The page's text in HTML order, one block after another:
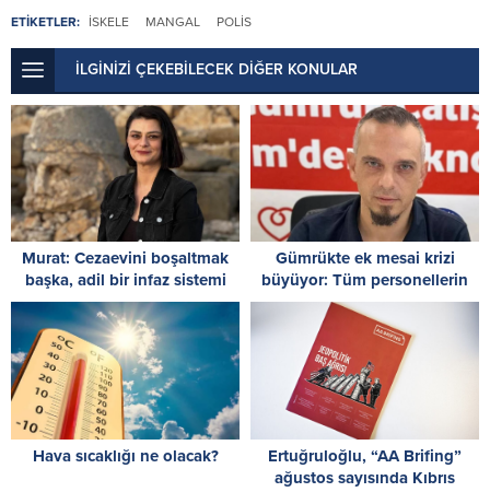
ETİKETLER: İSKELE MANGAL POLİS
İLGİNİZİ ÇEKEBİLECEK DİĞER KONULAR
Murat: Cezaevini boşaltmak
başka, adil bir infaz sistemi
kurmak başka
Gümrükte ek mesai krizi
büyüyor: Tüm personellerin
izinleri iptal edildi!
Hava sıcaklığı ne olacak?
Ertuğruloğlu, “AA Brifing”
ağustos sayısında Kıbrıs